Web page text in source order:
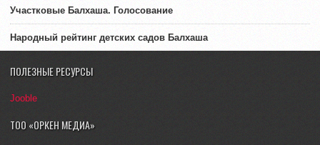
Участковые Балхаша. Голосование
Народный рейтинг детских садов Балхаша
ПОЛЕЗНЫЕ РЕСУРСЫ
Jooble
ТОО «ОРКЕН МЕДИА»